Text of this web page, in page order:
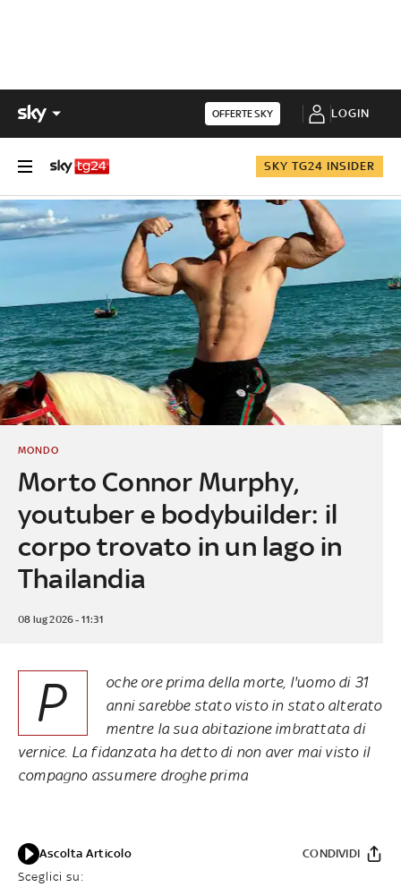
OFFERTE SKY LOGIN
SKY TG24 INSIDER
Morto Connor Murphy,
youtuber e bodybuilder: il
corpo trovato in un lago in
Thailandia
MONDO
08 lug 2026 - 11:31
P
oche ore prima della morte, l'uomo di 31
anni sarebbe stato visto in stato alterato
mentre la sua abitazione imbrattata di
vernice. La fidanzata ha detto di non aver mai visto il
compagno assumere droghe prima
Ascolta Articolo
Sceglici su:
CONDIVIDI